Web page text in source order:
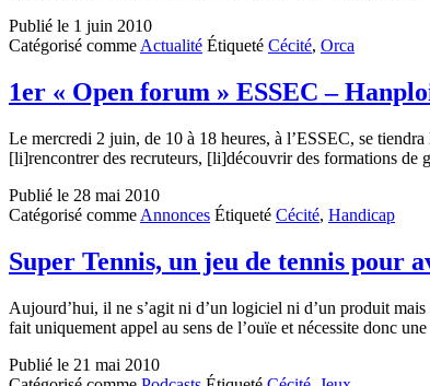
Publié le 1 juin 2010
Catégorisé comme Actualité Étiqueté Cécité, Orca
1er « Open forum » ESSEC –
Le mercredi 2 juin, de 10 à 18 heures, à l’ESSEC, se
[li]rencontrer des recruteurs, [li]découvrir des formations de
Publié le 28 mai 2010
Catégorisé comme Annonces Étiqueté Cécité, Handicap
Super Tennis, un jeu de tennis pour
Aujourd’hui, il ne s’agit ni d’un logiciel ni d’un produit
fait uniquement appel au sens de l’ouïe et nécessite donc
Publié le 21 mai 2010